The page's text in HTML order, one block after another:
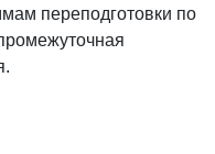
переподготовки по